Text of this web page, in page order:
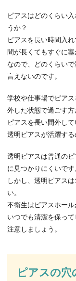
ピアスはどのくらい
うか？
ピアスを長い時間入
間が長くてもすぐに塞
なので、どのくらい
言えないのです。
学校や仕事場でピア
外した状態で過ごす方
ピアスを長い間外し
透明ピアスが活躍する
透明ピアスは普通の
に見つかりにくいです
しかし、透明ピアス
い。
不衛生はピアスホール
いつでも清潔を保っ
注意しましょう。
ピアスの穴